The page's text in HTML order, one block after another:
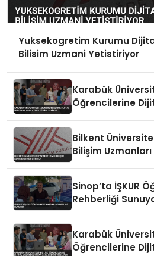
Yuksekogretim Kurumu
Bilisim Uzmani Yetistiriyor
Karabük
Öğrencilerine
Bilkent
Bilişim
Sinop’ta İŞKUR
Rehberliği
Karabük
Öğrencilerine